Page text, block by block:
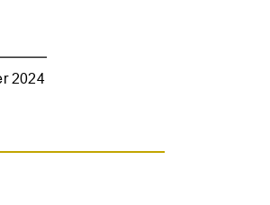
